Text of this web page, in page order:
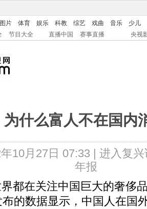
图片 体育 娱乐 科教 综艺 戏曲 音乐
少儿
节目大全 直播中国 赛事直播 央视
为什么富人不在国内
10月27日 07:33 | 进入复兴
年报
在关注中国巨大的奢侈
的数据显示，中国人在国